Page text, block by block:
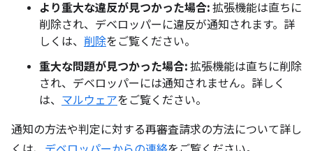
より重大な違反が見つかった場合: 拡張機能は直ちに
削除され、デベロッパーに違反が通知されます。詳
しくは、 削除をご覧ください。
重大な問題が見つかった場合: 拡張機能は直ちに削除
され、デベロッパーには通知されません。 詳しく
は、 マルウェアをご覧ください。
通知の方法や判定に対する再審査請求の方法について詳し